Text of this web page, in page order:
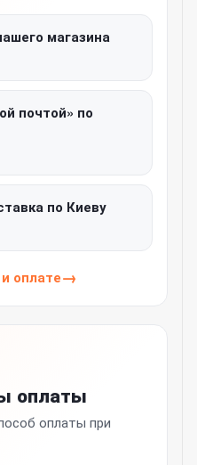
магазина
почтой» по
по Киеву
оплате
оплаты
оплаты при